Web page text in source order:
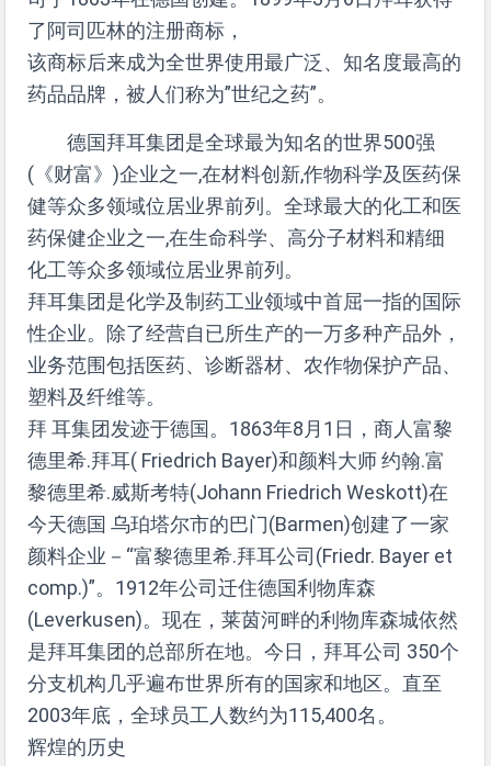
了阿司匹林的注册商标，
该商标后来成为全世界使用最广泛、知名度最高的
药品品牌，被人们称为”世纪之药”。
德国拜耳集团是全球最为知名的世界500强
(《财富》)企业之一,在材料创新,作物科学及医药保
健等众多领域位居业界前列。全球最大的化工和医
药保健企业之一,在生命科学、高分子材料和精细
化工等众多领域位居业界前列。
拜耳集团是化学及制药工业领域中首屈一指的国际
性企业。除了经营自已所生产的一万多种产品外，
业务范围包括医药、诊断器材、农作物保护产品、
塑料及纤维等。
拜 耳集团发迹于德国。1863年8月1日，商人富黎
德里希.拜耳( Friedrich Bayer)和颜料大师 约翰.富
黎德里希.威斯考特(Johann Friedrich Weskott)在
今天德国 乌珀塔尔市的巴门(Barmen)创建了一家
颜料企业－“富黎德里希.拜耳公司(Friedr. Bayer et
comp.)”。1912年公司迁住德国利物库森
(Leverkusen)。现在，莱茵河畔的利物库森城依然
是拜耳集团的总部所在地。今日，拜耳公司 350个
分支机构几乎遍布世界所有的国家和地区。直至
2003年底，全球员工人数约为115,400名。
辉煌的历史